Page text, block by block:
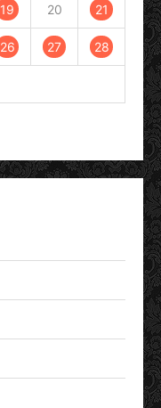
19 20 21
26 27 28